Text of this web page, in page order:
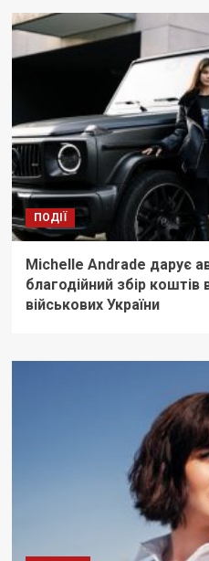
ПОДІЇ
Michelle Andrade дарує
благодійний збір коштів
військових України